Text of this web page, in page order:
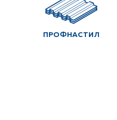
ПРОФНАСТИЛ